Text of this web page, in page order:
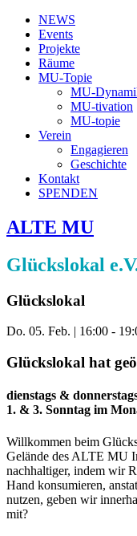
NEWS
Events
Projekte
Räume
MU-Topie
MU-
MU-tivation
MU-topie
Verein
Engagieren
Geschichte
Kontakt
SPENDEN
ALTE MU
Glückslokal
Glückslokal
Do. 05. Feb. | 16:00 -
Glückslokal hat
dienstags &
1. & 3. Sonntag im
Willkommen beim
Gelände des ALTE MU
nachhaltiger, indem wir
Hand konsumieren,
nutzen, geben wir
mit?